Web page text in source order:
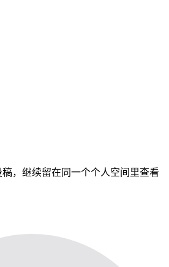
，继续留在同一个个人空间里查看